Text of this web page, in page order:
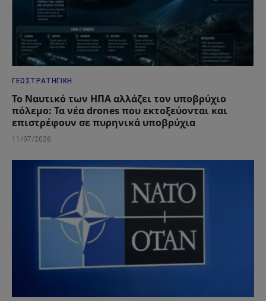
ΓΕΩΣΤΡΑΤΗΓΙΚΉ
Το Ναυτικό των ΗΠΑ αλλάζει τον υποβρύχιο
πόλεμο: Τα νέα drones που εκτοξεύονται και
επιστρέφουν σε πυρηνικά υποβρύχια
11/07/2026